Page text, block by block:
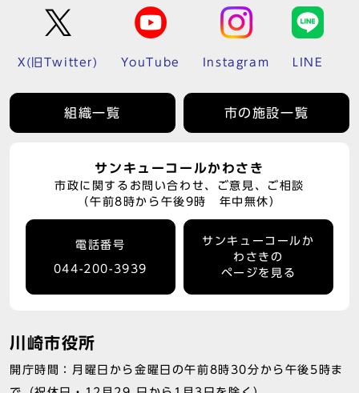
X(旧Twitter) YouTube Instagram LINE
組織一覧 市の施設一覧
サンキューコールかわさき
市政に関するお問い合わせ、ご意見、ご相談
（午前8時から午後9時 年中無休）
電話番号
044-200-3939
サンキューコールか
わさきの
ページを見る
川崎市役所
開庁時間：月曜日から金曜日の午前8時30分から午後5時ま